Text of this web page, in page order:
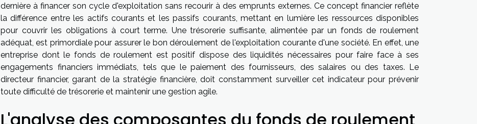
dernière à financer son cycle d'exploitation sans recourir à des emprunts externes. Ce concept financier reflète
la différence entre les actifs courants et les passifs courants, mettant en lumière les ressources disponibles
pour couvrir les obligations à court terme. Une trésorerie suffisante, alimentée par un fonds de roulement
adéquat, est primordiale pour assurer le bon déroulement de l'exploitation courante d'une société. En effet, une
entreprise dont le fonds de roulement est positif dispose des liquidités nécessaires pour faire face à ses
engagements financiers immédiats, tels que le paiement des fournisseurs, des salaires ou des taxes. Le
directeur financier, garant de la stratégie financière, doit constamment surveiller cet indicateur pour prévenir
toute difficulté de trésorerie et maintenir une gestion agile.